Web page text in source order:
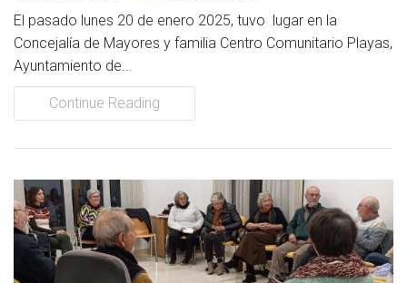
El pasado lunes 20 de enero 2025, tuvo lugar en la
Concejalía de Mayores y familia Centro Comunitario Playas,
Ayuntamiento de...
Continue Reading